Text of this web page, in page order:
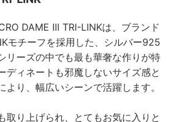
DAME III TRI-LINKは、ブランド
モチーフを採用した、シルバー925
リーズの中でも最も華奢な作りが特
ディネートも邪魔しないサイズ感と
より、幅広いシーンで活躍します。
取り上げられ、とてもお気に入りと